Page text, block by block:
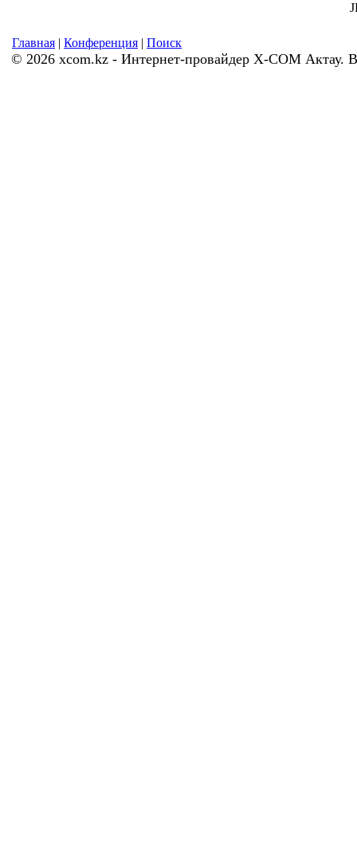
Главная | Конференция | Поиск
© 2026 xcom.kz - Интернет-провайдер X-COM Актау.